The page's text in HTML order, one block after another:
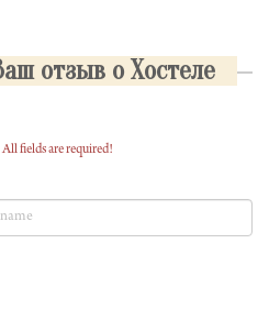
отзыв о Хостеле
fields are required!